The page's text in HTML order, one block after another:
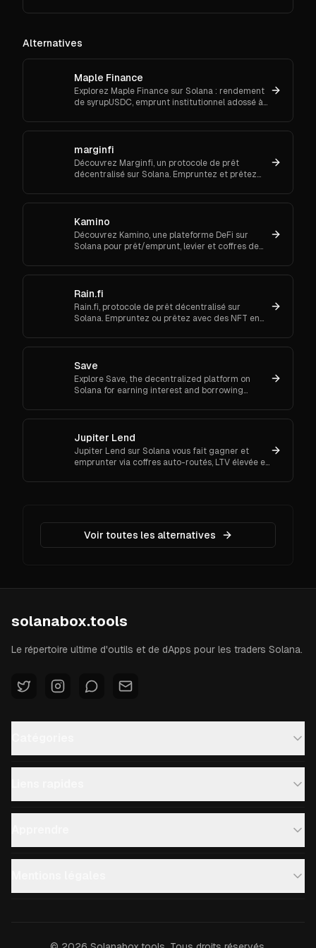
transactions crypto.
Alternatives
Maple Finance
Explorez Maple Finance sur Solana : rendement
de syrupUSDC, emprunt institutionnel adossé à
Kamino/Orca.
marginfi
Découvrez Marginfi, un protocole de prêt
décentralisé sur Solana. Empruntez et prêtez
Kamino
Découvrez Kamino, une plateforme DeFi sur
Solana pour prêt/emprunt, levier et coffres de
liquidations & démarrage
Rain.fi
Rain.fi, protocole de prêt décentralisé sur
Solana. Empruntez ou prêtez avec des NFT en
simplicité. Essayez-le.
Save
Explore Save, the decentralized platform on
Solana for earning interest and borrowing
and transparent.
Jupiter Lend
Jupiter Lend sur Solana vous fait gagner et
emprunter via coffres auto-routés, LTV élevée et
Lancez-vous.
Voir toutes les alternatives
solanabox.tools
Le répertoire ultime d'outils et de dApps pour les traders Solana.